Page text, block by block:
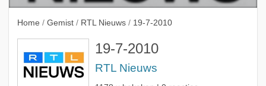
Home / Gemist / RTL Nieuws / 19-7-2010
19-7-2010
RTL Nieuws